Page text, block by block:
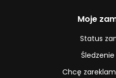
Moje
Status
Śledzenie
Chcę